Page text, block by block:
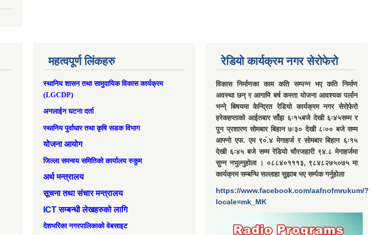
महत्वपूर्ण लिंकहरु
स्थानिय शासन तथा सामुदायिक विकास कार्यक्रम
(LGCDP)
अनलाईन घटना दर्ता
स्थानिय पुर्वाधार तथा कृषि सडक विभाग
योजना आयोग
जिल्ला समन्वय समितिको कार्यालय रुकुम
अर्थ मन्त्रालय
सूचना तथा संचार मन्त्रालय
ICT सम्बन्धी लेखहरुको लागि
देशभरिका नगरपालिकाको वेबसाइट
रेडियो कार्यक्रम नगर सेरोफेरो
विकास निर्माणका काम कति सम्पन्न भए कति निर्माण
अवस्था छन् र आगामि बर्ष कस्ता योजना आवश्यक पर्लान
भन्ने् बिषयमा केन्द्रित रेडियो कार्यक्रम नगर सेरोफेरो
हरेकहप्ताको आईतबार साँझ ६ः१५बजे देखी ६ः४५सम्म र
पुन प्रशारण सोमबार बिहान ७ः३० देखी ८ः०० बजे सम्म
आफ्नो एफ. एम ९०ं.४ मेगाहर्ज र सोमबार बिहान ६ः१५
देखी ६ः४५ बजे सम्म रेडियो चौरजहारी ९४.८ मेगाहर्जमा
सुन्न नभुल्नुहोला । ०८८४०१११३, ९८४८२७५०७५ मा
कार्यक्रम सम्बन्धि सल्लाहा सुझाब भए सर्म्पक गर्नुहोला
https://www.facebook.com/aafnofmrukum/?
locale=mk_MK